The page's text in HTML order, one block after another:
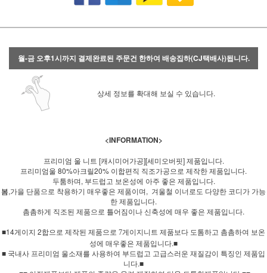
월-금 오후1시까지 결제완료된 주문건 한하여 배송집하(CJ택배사)됩니다.
상세 정보를 확대해 보실 수 있습니다.
<INFORMATION>
프리미엄 울 니트 [캐시미어가공][세미오버핏] 제품입니다.
프리미엄울 80%아크릴20% 이합편직 직조가공으로 제작한 제품입니다.
두툼하며, 부드럽고 보온성에 아주 좋은 제품입니다.
봄,가을 단품으로 착용하기 매우좋은 제품이며, 겨울철 이너로도 다양한 코디가 가능
한 제품입니다.
촘촘하게 직조된 제품으로 틀어짐이나 신축성에 매우 좋은 제품입니다.
■14게이지 2합으로 제작된 제품으로 7게이지니트 제품보다 도톰하고 촘촘하여 보온
성에 매우좋은 제품입니다.■
■ 국내사 프리미엄 울소재를 사용하여 부드럽고 고급스러운 재질감이 특징인 제품입
니다.■